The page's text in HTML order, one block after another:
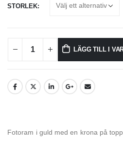
STORLEK
LÄGG TILL I
Fotoram i guld med en krona på